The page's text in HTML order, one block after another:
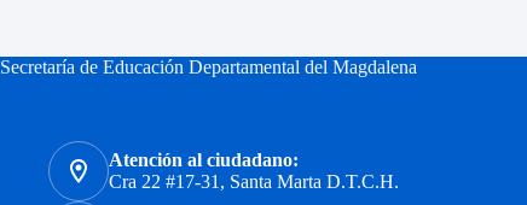
Secretaría de Educación Departamental del Magdalena
Atención al ciudadano:
Cra 22 #17-31, Santa Marta D.T.C.H.